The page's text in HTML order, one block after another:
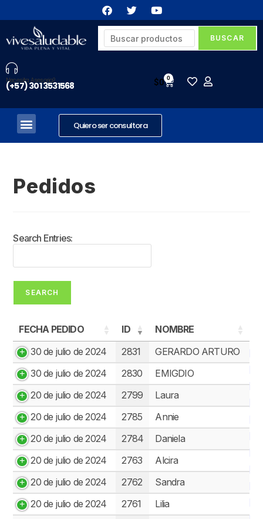
Necesita Asesoria?
(+57) 301 3531568 $0 0
Quiero ser consultora
Pedidos
Search Entries:
FECHA PEDIDO ID
NOMBRE
FECHA PEDIDO
ID NOMBRE
30 de julio de 2024 2831
GERARDO ARTURO
30 de julio de 2024
2830
EMIGDIO
20 de julio de 2024
2799
Laura
20 de julio de 2024
2785
Annie
20 de julio de 2024
2784
Daniela
20 de julio de 2024
2763
Alcira
20 de julio de 2024
2762
Sandra
20 de julio de 2024
2761
Lilia